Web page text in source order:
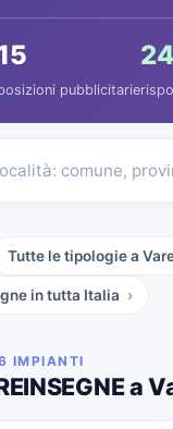
pubblicitarie
comune,
Tutte le tipologie a
in tutta Italia
IMPIANTI
a